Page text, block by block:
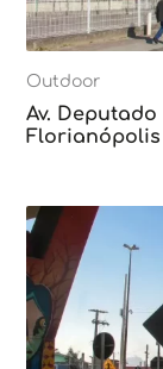
Outdoor
Av.
Florianópolis